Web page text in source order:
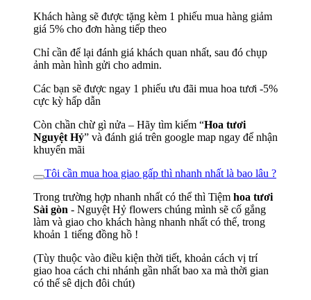
Khách hàng sẽ được tặng kèm 1 phiếu mua hàng giảm
giá 5% cho đơn hàng tiếp theo
Chỉ cần để lại đánh giá khách quan nhất, sau đó chụp
ảnh màn hình gửi cho admin.
Các bạn sẽ được ngay 1 phiếu ưu đãi mua hoa tươi -5%
cực kỳ hấp dẫn
Còn chần chừ gì nửa – Hãy tìm kiếm “Hoa tươi
Nguyệt Hỷ” và đánh giá trên google map ngay để nhận
khuyến mãi
Tôi cần mua hoa giao gấp thì nhanh nhất là bao lâu ?
Trong trường hợp nhanh nhất có thể thì Tiệm hoa tươi
Sài gòn - Nguyệt Hỷ flowers chúng mình sẽ cố gắng
làm và giao cho khách hàng nhanh nhất có thể, trong
khoản 1 tiếng đồng hồ !
(Tùy thuộc vào điều kiện thời tiết, khoản cách vị trí
giao hoa cách chi nhánh gần nhất bao xa mà thời gian
có thể sê dịch đôi chút)